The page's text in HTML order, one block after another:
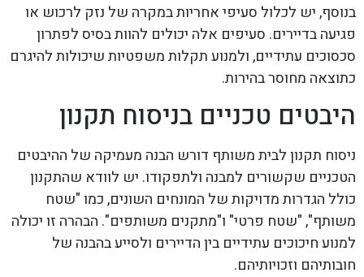
בנוסף, יש לכלול סעיפי אחריות במקרה של נזק לרכוש או
פגיעה בדיירים. סעיפים אלה יכולים להוות בסיס לפתרון
סכסוכים עתידיים, ולמנוע תקלות משפטיות שיכולות להיגרם
כתוצאה מחוסר בהירות.
היבטים טכניים בניסוח תקנון
ניסוח תקנון לבית משותף דורש הבנה מעמיקה של ההיבטים
הטכניים שקשורים למבנה ולתפקודו. יש לוודא שהתקנון
כולל הגדרות מדויקות של המונחים השונים, כמו "שטח
משותף", "שטח פרטי" ו"מתקנים משותפים". הבהרה זו יכולה
למנוע חיכוכים עתידיים בין הדיירים ולסייע בהבנה של
חובותיהם וזכויותיהם.